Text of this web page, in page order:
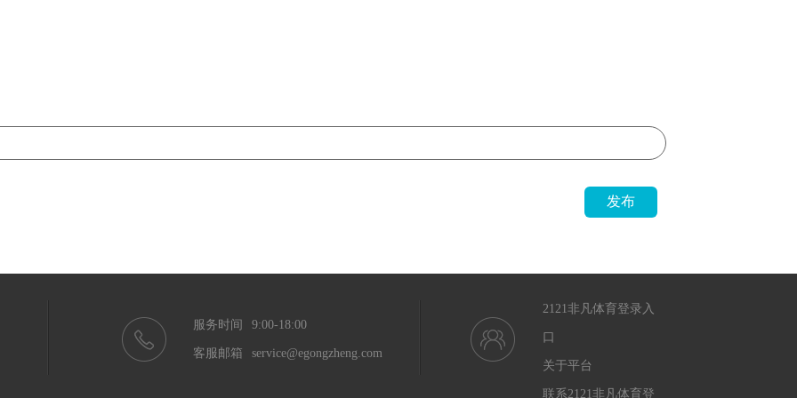
发布
服务时间 9:00-18:00
客服邮箱 service@egongzheng.com
2121非凡体育登录入
口
关于平台
联系2121非凡体育登